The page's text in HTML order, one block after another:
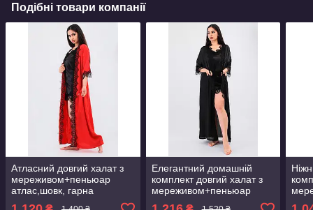
Подібні товари компанії
Атласний довгий халат з
мереживом+пеньюар
атлас,шовк, гарна
домашня одяг
Елегантний домашній
комплект довгий халат з
мереживом+пеньюар
атлас,шовк, гарна